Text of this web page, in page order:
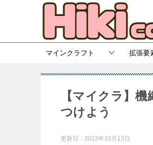
マインクラフト 拡張要
【マイクラ】
つけよう
更新日： 2023年10月13日